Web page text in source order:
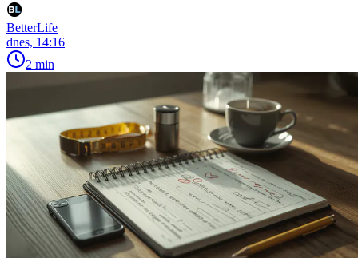
BetterLife
dnes, 14:16
2 min